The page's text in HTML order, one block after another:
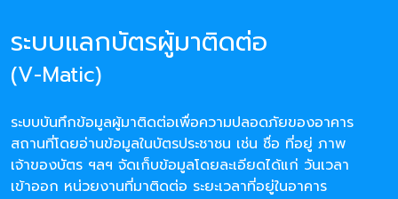
ระบบแลกบัตรผู้มาติดต่อ
(V-Matic)
ระบบบันทึกข้อมูลผู้มาติดต่อเพื่อความปลอดภัยของอาคาร
สถานที่โดยอ่านข้อมูลในบัตรประชาชน เช่น ชื่อ ที่อยู่ ภาพ
เจ้าของบัตร ฯลฯ จัดเก็บข้อมูลโดยละเอียดได้แก่ วันเวลา
เข้าออก หน่วยงานที่มาติดต่อ ระยะเวลาที่อยู่ในอาคาร